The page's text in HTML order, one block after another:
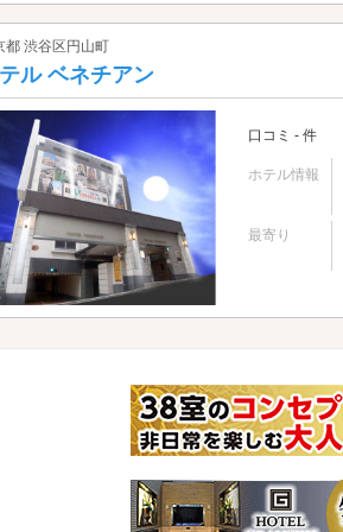
都 渋谷区円山町
ル ベネチアン
口コミ - 件
ホテル情報
最寄り